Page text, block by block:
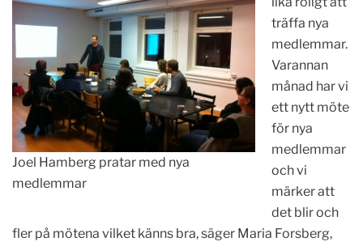
Joel Hamberg pratar med nya
medlemmar
träffa nya
medlemmar.
Varannan
månad har vi
ett nytt möte
för nya
medlemmar
och vi
märker att
det blir och
fler på mötena vilket känns bra, säger Maria Forsberg,